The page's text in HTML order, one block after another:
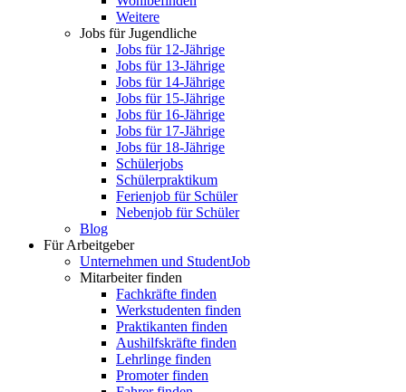
Weitere
Jobs für Jugendliche
Jobs für 12-Jährige
Jobs für 13-Jährige
Jobs für 14-Jährige
Jobs für 15-Jährige
Jobs für 16-Jährige
Jobs für 17-Jährige
Jobs für 18-Jährige
Schülerjobs
Schülerpraktikum
Ferienjob für Schüler
Nebenjob für Schüler
Blog
Für Arbeitgeber
Unternehmen und StudentJob
Mitarbeiter finden
Fachkräfte finden
Werkstudenten finden
Praktikanten finden
Aushilfskräfte finden
Lehrlinge finden
Promoter finden